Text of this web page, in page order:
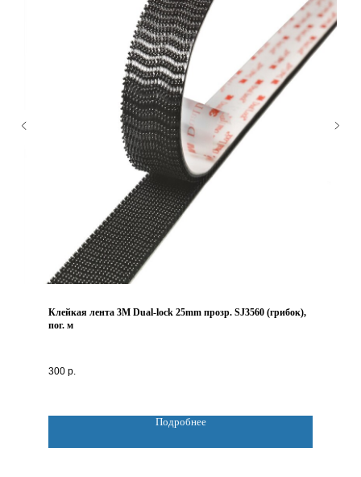
Клейкая лента 3M Dual-lock 25mm прозр. SJ3560 (грибок),
пог. м
300 р.
Подробнее